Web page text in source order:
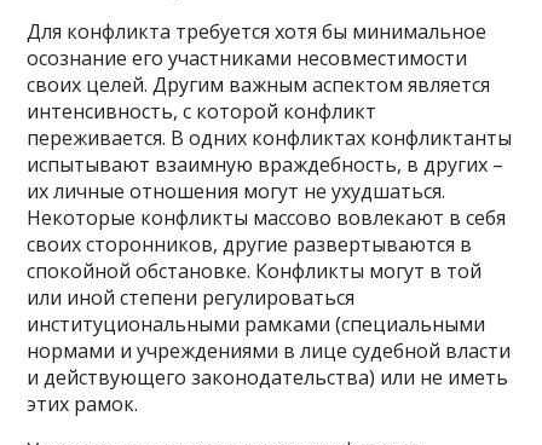
Для конфликта требуется хотя бы минимальное
осознание его участниками несовместимости
своих целей. Другим важным аспектом является
интенсивность, с которой конфликт
переживается. В одних конфликтах конфликтанты
испытывают взаимную враждебность, в других –
их личные отношения могут не ухудшаться.
Некоторые конфликты массово вовлекают в себя
своих сторонников, другие развертываются в
спокойной обстановке. Конфликты могут в той
или иной степени регулироваться
институциональными рамками (специальными
нормами и учреждениями в лице судебной власти
и действующего законодательства) или не иметь
этих рамок.